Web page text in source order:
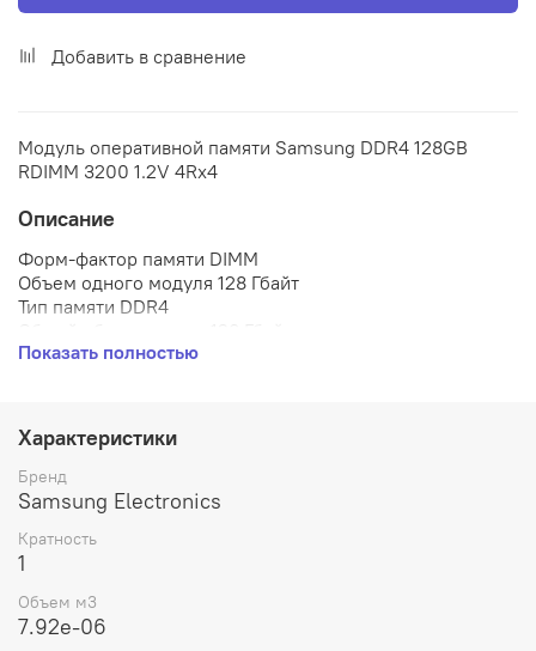
Добавить в сравнение
Модуль оперативной памяти Samsung DDR4 128GB
RDIMM 3200 1.2V 4Rx4
Описание
Форм-фактор памяти DIMM
Объем одного модуля 128 Гбайт
Тип памяти DDR4
Количество модулей в комплекте 1 шт.
Небуферизированная память (UDIMM) Нет
Регистровая память (RDIMM) Да
Модуль со сниженной нагрузкой (LDRDIMM) Нет
Показать полностью
Характеристики
Бренд
Samsung Electronics
Кратность
1
Объем м3
7.92e-06